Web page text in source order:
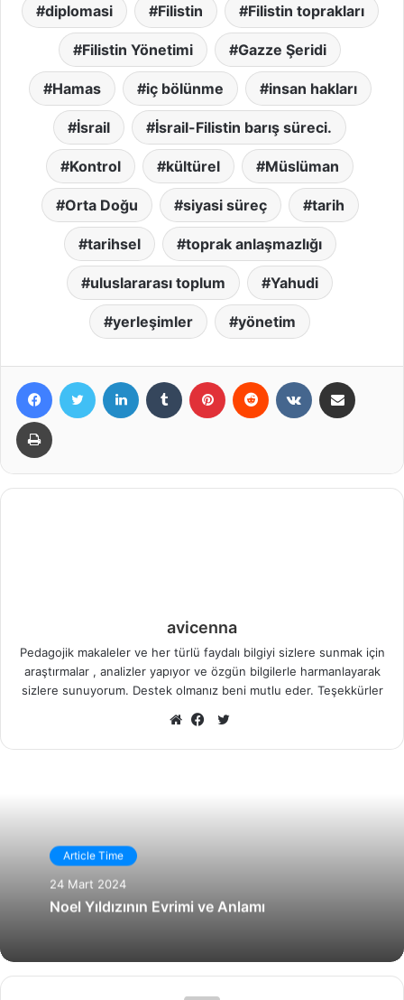
diplomasi Filistin Filistin toprakları
Filistin Yönetimi Gazze Şeridi
Hamas iç bölünme insan hakları
İsrail İsrail-Filistin barış süreci.
Kontrol kültürel Müslüman
Orta Doğu siyasi süreç tarih
tarihsel toprak anlaşmazlığı
uluslararası toplum Yahudi
yerleşimler yönetim
Facebook LinkedIn Tumblr Pinterest Reddit VKontakte
Yazdır
avicenna
Pedagojik makaleler ve her türlü faydalı bilgiyi sizlere sunmak için
araştırmalar , analizler yapıyor ve özgün bilgilerle harmanlayarak
sizlere sunuyorum. Destek olmanız beni mutlu eder. Teşekkürler
X
Article Time
24 Mart 2024
Noel Yıldızının Evrimi ve Anlamı